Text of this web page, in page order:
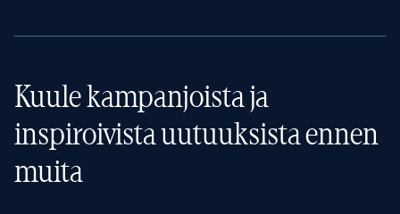
Kuule kampanjoista ja
inspiroivista uutuuksista ennen
muita